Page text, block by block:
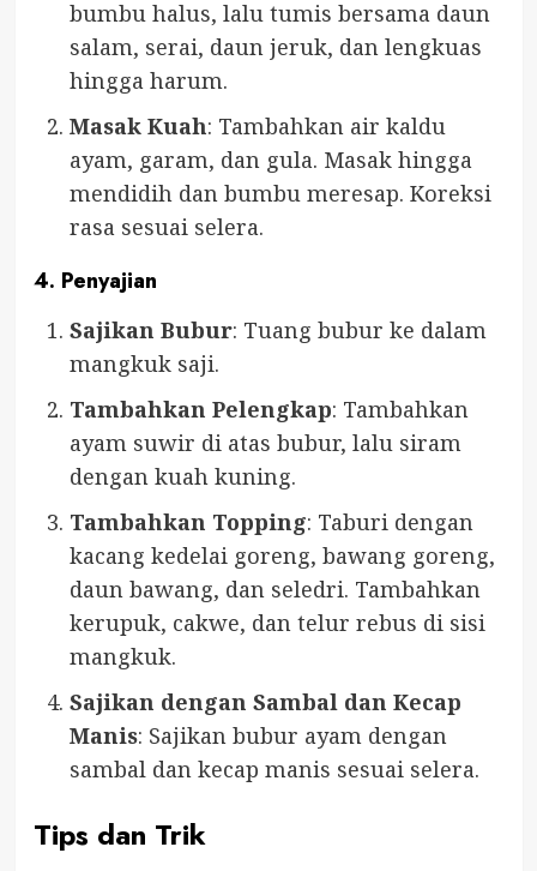
bumbu halus, lalu tumis bersama daun
salam, serai, daun jeruk, dan lengkuas
hingga harum.
Masak Kuah: Tambahkan air kaldu
ayam, garam, dan gula. Masak hingga
mendidih dan bumbu meresap. Koreksi
rasa sesuai selera.
4. Penyajian
Sajikan Bubur: Tuang bubur ke dalam
mangkuk saji.
Tambahkan Pelengkap: Tambahkan
ayam suwir di atas bubur, lalu siram
dengan kuah kuning.
Tambahkan Topping: Taburi dengan
kacang kedelai goreng, bawang goreng,
daun bawang, dan seledri. Tambahkan
kerupuk, cakwe, dan telur rebus di sisi
mangkuk.
Sajikan dengan Sambal dan Kecap
Manis: Sajikan bubur ayam dengan
sambal dan kecap manis sesuai selera.
Tips dan Trik